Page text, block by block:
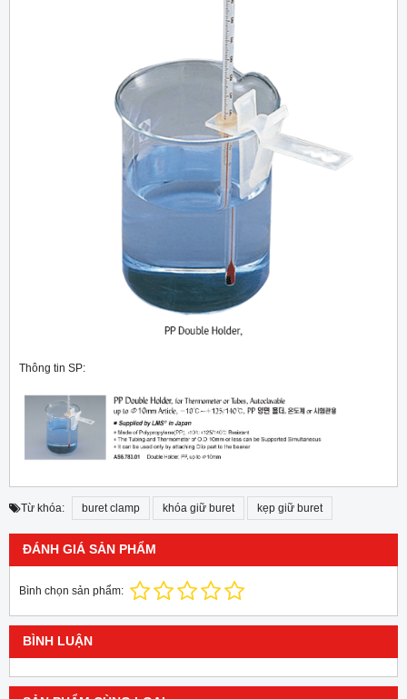
Thông tin SP:
Từ khóa: buret clamp khóa giữ buret kẹp giữ buret
ĐÁNH GIÁ SẢN PHẨM
Bình chọn sản phẩm:
BÌNH LUẬN